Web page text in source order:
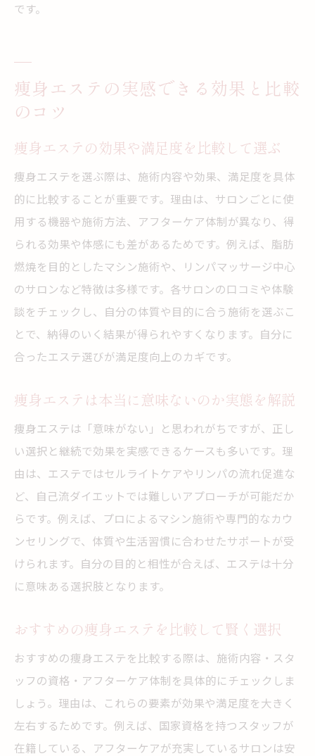
です。
痩身エステの実感できる効果と比較
のコツ
痩身エステの効果や満足度を比較して選ぶ
痩身エステを選ぶ際は、施術内容や効果、満足度を具体
的に比較することが重要です。理由は、サロンごとに使
用する機器や施術方法、アフターケア体制が異なり、得
られる効果や体感にも差があるためです。例えば、脂肪
燃焼を目的としたマシン施術や、リンパマッサージ中心
のサロンなど特徴は多様です。各サロンの口コミや体験
談をチェックし、自分の体質や目的に合う施術を選ぶこ
とで、納得のいく結果が得られやすくなります。自分に
合ったエステ選びが満足度向上のカギです。
痩身エステは本当に意味ないのか実態を解説
痩身エステは「意味がない」と思われがちですが、正し
い選択と継続で効果を実感できるケースも多いです。理
由は、エステではセルライトケアやリンパの流れ促進な
ど、自己流ダイエットでは難しいアプローチが可能だか
らです。例えば、プロによるマシン施術や専門的なカウ
ンセリングで、体質や生活習慣に合わせたサポートが受
けられます。自分の目的と相性が合えば、エステは十分
に意味ある選択肢となります。
おすすめの痩身エステを比較して賢く選択
おすすめの痩身エステを比較する際は、施術内容・スタ
ッフの資格・アフターケア体制を具体的にチェックしま
しょう。理由は、これらの要素が効果や満足度を大きく
左右するためです。例えば、国家資格を持つスタッフが
在籍している、アフターケアが充実しているサロンは安